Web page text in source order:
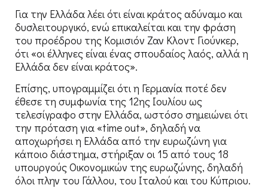
Για την Ελλάδα λέει ότι είναι κράτος αδύναμο και
δυσλειτουργικό, ενώ επικαλείται και την φράση
του προέδρου της Κομισιόν Ζαν Κλοντ Γιούνκερ,
ότι «οι έλληνες είναι ένας σπουδαίος λαός, αλλά η
Ελλάδα δεν είναι κράτος».
Επίσης, υπογραμμίζει ότι η Γερμανία ποτέ δεν
έθεσε τη συμφωνία της 12ης Ιουλίου ως
τελεσίγραφο στην Ελλάδα, ωστόσο σημειώνει ότι
την πρόταση για «time out», δηλαδή να
αποχωρήσει η Ελλάδα από την ευρωζώνη για
κάποιο διάστημα, στήριξαν οι 15 από τους 18
υπουργούς Οικονομικών της ευρωζώνης, δηλαδή
όλοι πλην του Γάλλου, του Ιταλού και του Κύπριου.